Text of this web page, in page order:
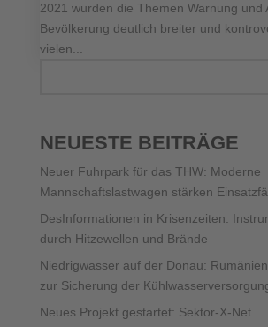
2021 wurden die Themen Warnung und
Bevölkerung deutlich breiter und
vielen...
NEUESTE BEITRÄGE
Neuer Fuhrpark für das THW: Moderne
Mannschaftslastwagen stärken
DesInformationen in Krisenzeiten:
durch Hitzewellen und Brände
Niedrigwasser auf der Donau:
zur Sicherung der
Neues Projekt gestartet: Sektor-X-Net